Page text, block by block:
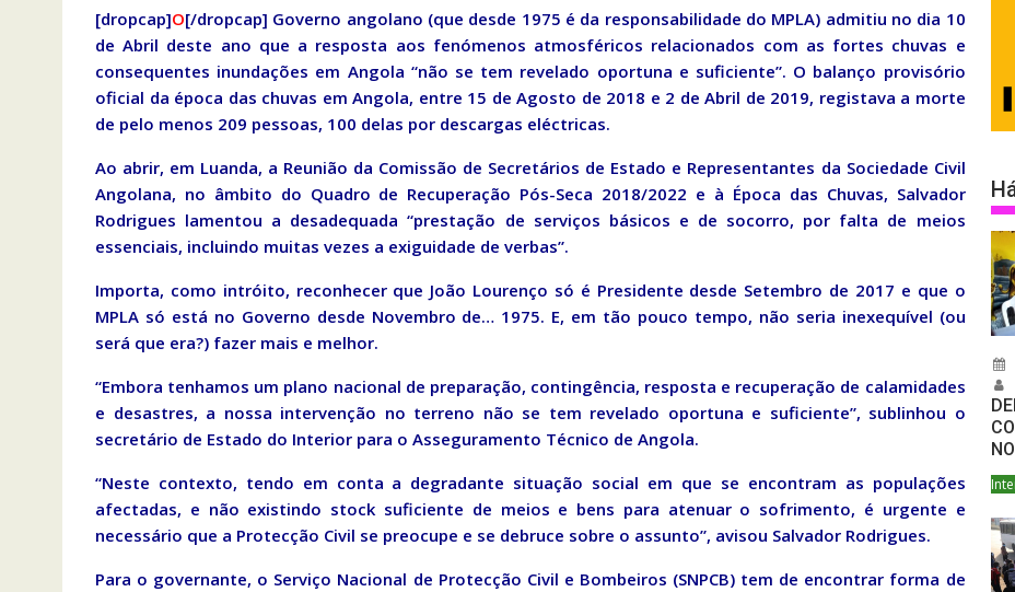
[dropcap]O[/dropcap] Governo angolano (que desde 1975 é da responsabilidade do MPLA) admitiu no dia 10
de Abril deste ano que a resposta aos fenómenos atmosféricos relacionados com as fortes chuvas e
consequentes inundações em Angola “não se tem revelado oportuna e suficiente”. O balanço provisório
oficial da época das chuvas em Angola, entre 15 de Agosto de 2018 e 2 de Abril de 2019, registava a morte
de pelo menos 209 pessoas, 100 delas por descargas eléctricas.
Ao abrir, em Luanda, a Reunião da Comissão de Secretários de Estado e Representantes da Sociedade Civil
Angolana, no âmbito do Quadro de Recuperação Pós-Seca 2018/2022 e à Época das Chuvas, Salvador
Rodrigues lamentou a desadequada “prestação de serviços básicos e de socorro, por falta de meios
essenciais, incluindo muitas vezes a exiguidade de verbas”.
Importa, como intróito, reconhecer que João Lourenço só é Presidente desde Setembro de 2017 e que o
MPLA só está no Governo desde Novembro de… 1975. E, em tão pouco tempo, não seria inexequível (ou
será que era?) fazer mais e melhor.
“Embora tenhamos um plano nacional de preparação, contingência, resposta e recuperação de calamidades
e desastres, a nossa intervenção no terreno não se tem revelado oportuna e suficiente”, sublinhou o
secretário de Estado do Interior para o Asseguramento Técnico de Angola.
“Neste contexto, tendo em conta a degradante situação social em que se encontram as populações
afectadas, e não existindo stock suficiente de meios e bens para atenuar o sofrimento, é urgente e
necessário que a Protecção Civil se preocupe e se debruce sobre o assunto”, avisou Salvador Rodrigues.
Para o governante, o Serviço Nacional de Protecção Civil e Bombeiros (SNPCB) tem de encontrar forma de